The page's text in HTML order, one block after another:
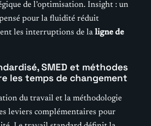
de l’optimisation. Insight : un
pour la fluidité réduit
les interruptions de la ligne de
SMED et méthodes
les temps de changement
du travail et la méthodologie
leviers complémentaires pour